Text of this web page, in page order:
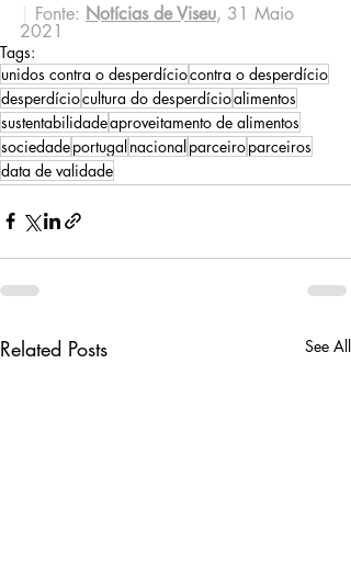
| Fonte: Notícias de Viseu, 31 Maio
2021
Tags:
unidos contra o desperdíciocontra o desperdício
desperdíciocultura do desperdícioalimentos
sustentabilidadeaproveitamento de alimentos
sociedadeportugalnacionalparceiroparceiros
data de validade
Related Posts See All